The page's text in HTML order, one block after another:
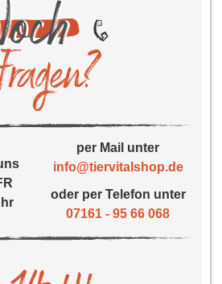
per Mail unter
info@tiervitalshop.de
oder per Telefon unter
07161 - 95 66 068